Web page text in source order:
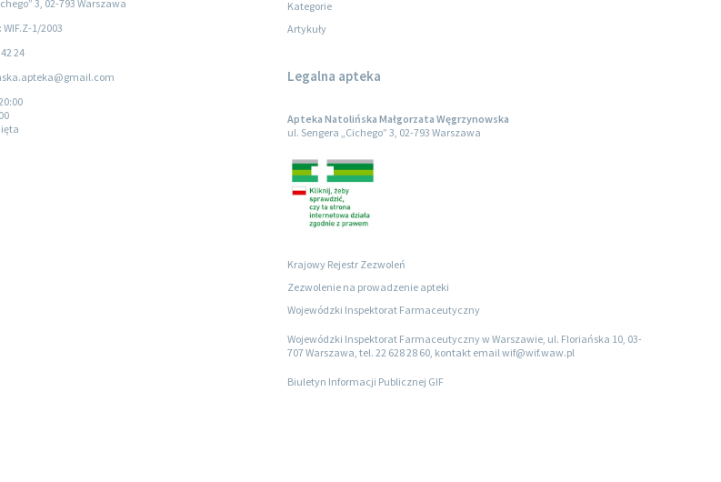
3, 02-793 Warszawa
1/2003
24
Kategorie
Artykuły
Legalna apteka
Apteka Natolińska Małgorzata Węgrzynowska
ul. Sengera „Cichego” 3, 02-793 Warszawa
Krajowy Rejestr Zezwoleń
Zezwolenie na prowadzenie apteki
Wojewódzki Inspektorat Farmaceutyczny
Wojewódzki Inspektorat Farmaceutyczny w Warszawie, ul. Floriańska 10, 03-
707 Warszawa, tel. 22 628 28 60, kontakt email wif@wif.waw.pl
Biuletyn Informacji Publicznej GIF